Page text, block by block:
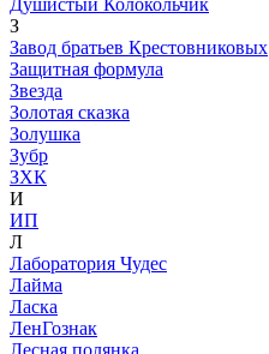
Душистый Колокольчик
З
Завод братьев Крестовниковых
Защитная формула
Звезда
Золотая сказка
Золушка
Зубр
ЗХК
И
ИП
Л
Лаборатория Чудес
Лайма
Ласка
ЛенГознак
Лесная полянка